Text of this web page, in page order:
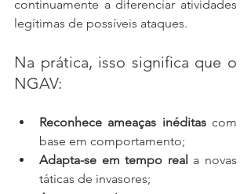
continuamente a diferenciar atividades
legítimas de possíveis ataques.
Na prática, isso significa que o
NGAV:
Reconhece ameaças inéditas com
base em comportamento;
Adapta-se em tempo real a novas
táticas de invasores;